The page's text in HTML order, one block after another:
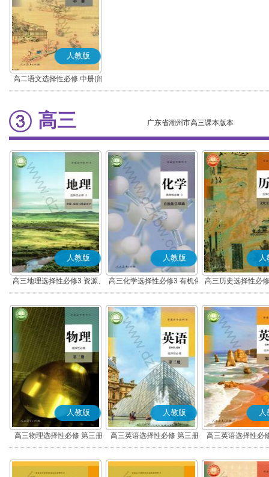
人教版
高二语文选择性必修 中册(部
编版)
高三 广东省潮州市高三课本版本
人教版
高三地理选择性必修3 资源、
环境与国家安全
人教版
高三化学选择性必修3 有机化
学基础
人
高三历史选择性必
流与传播(部
人教版
高三物理选择性必修 第三册
人教版
高三英语选择性必修 第三册
人
高三英语选择性必